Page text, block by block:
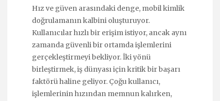
Hız ve güven arasındaki denge, mobil kimlik
doğrulamanın kalbini oluşturuyor.
Kullanıcılar hızlı bir erişim istiyor, ancak aynı
zamanda güvenli bir ortamda işlemlerini
gerçekleştirmeyi bekliyor. İki yönü
birleştirmek, iş dünyası için kritik bir başarı
faktörü haline geliyor. Çoğu kullanıcı,
işlemlerinin hızından memnun kalırken,